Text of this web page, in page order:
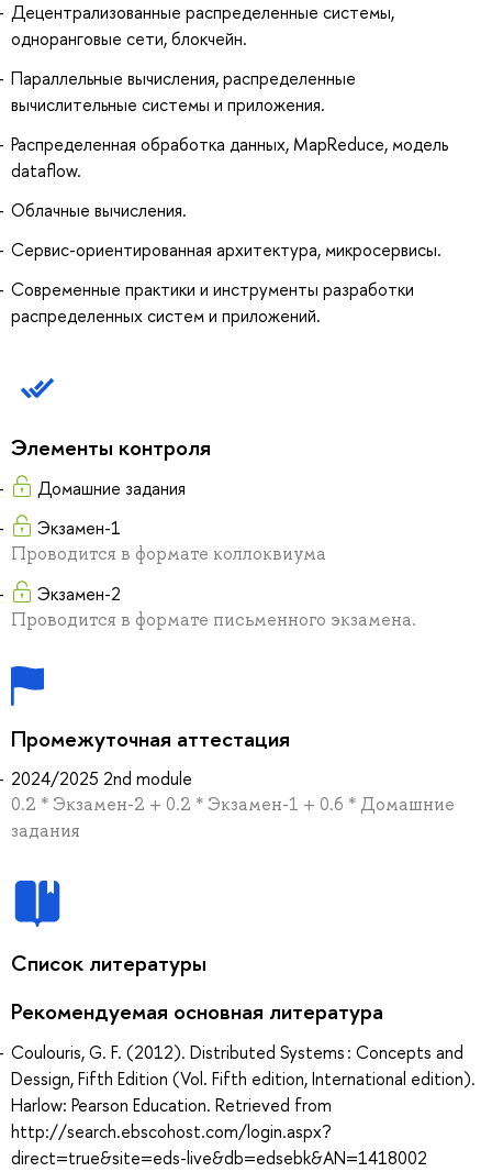
Децентрализованные распределенные системы,
одноранговые сети, блокчейн.
Параллельные вычисления, распределенные
вычислительные системы и приложения.
Распределенная обработка данных, MapReduce, модель
dataflow.
Облачные вычисления.
Сервис-ориентированная архитектура, микросервисы.
Современные практики и инструменты разработки
распределенных систем и приложений.
Элементы контроля
Домашние задания
Экзамен-1
Проводится в формате коллоквиума
Экзамен-2
Проводится в формате письменного экзамена.
Промежуточная аттестация
2024/2025 2nd module
0.2 * Экзамен-2 + 0.2 * Экзамен-1 + 0.6 * Домашние
задания
Список литературы
Рекомендуемая основная литература
Coulouris, G. F. (2012). Distributed Systems : Concepts and
Dessign, Fifth Edition (Vol. Fifth edition, International edition).
Harlow: Pearson Education. Retrieved from
http://search.ebscohost.com/login.aspx?
direct=true&site=eds-live&db=edsebk&AN=1418002